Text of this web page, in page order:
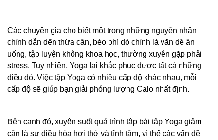
Các chuyên gia cho biết một trong những nguyên nhân
chính dẫn đến thừa cân, béo phì đó chính là vấn đề ăn
uống, tập luyện không khoa học, thường xuyên gặp phải
stress. Tuy nhiên, Yoga lại khắc phục được tất cả những
điều đó. Việc tập Yoga có nhiều cấp độ khác nhau, mỗi
cấp độ sẽ giúp bạn giải phóng lượng Calo nhất định.
Bên cạnh đó, xuyên suốt quá trình tập bài tập Yoga giảm
cân là sự điều hòa hơi thở và tĩnh tâm, vì thế các vấn đề